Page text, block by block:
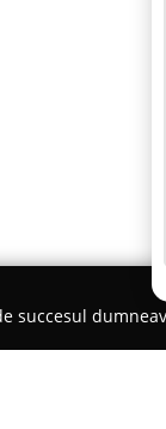
succesul